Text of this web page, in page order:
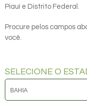
Piauí e Distrito Federal.
Procure pelos campos
você.
SELECIONE O